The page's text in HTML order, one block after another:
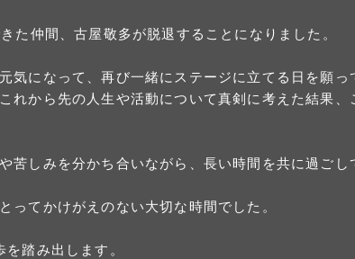
た仲間、古屋敬多が脱退することになりました。
気になって、再び一緒にステージに立てる日を願っ
れから先の人生や活動について真剣に考えた結果
苦しみを分かち合いながら、長い時間を共に過ごし
ってかけがえのない大切な時間でした。
踏み出します。